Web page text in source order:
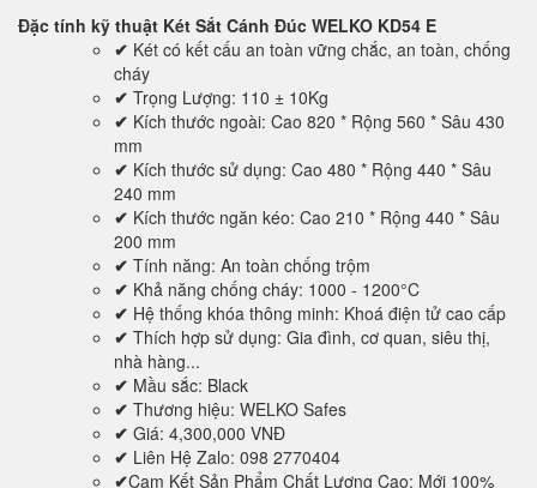
Đặc tính kỹ thuật Két Sắt Cánh Đúc WELKO KD54 E
✔ Két có kết cấu an toàn vững chắc, an toàn, chống
cháy
✔ Trọng Lượng: 110 ± 10Kg
✔ Kích thước ngoài: Cao 820 * Rộng 560 * Sâu 430
mm
✔ Kích thước sử dụng: Cao 480 * Rộng 440 * Sâu
240 mm
✔ Kích thước ngăn kéo: Cao 210 * Rộng 440 * Sâu
200 mm
✔ Tính năng: An toàn chống trộm
✔ Khả năng chống cháy: 1000 - 1200°C
✔ Hệ thống khóa thông minh: Khoá điện tử cao cấp
✔ Thích hợp sử dụng: Gia đình, cơ quan, siêu thị,
nhà hàng...
✔ Mầu sắc: Black
✔ Thương hiệu: WELKO Safes
✔ Giá: 4,300,000 VNĐ
✔ Liên Hệ Zalo: 098 2770404
✔Cam Kết Sản Phẩm Chất Lượng Cao: Mới 100%